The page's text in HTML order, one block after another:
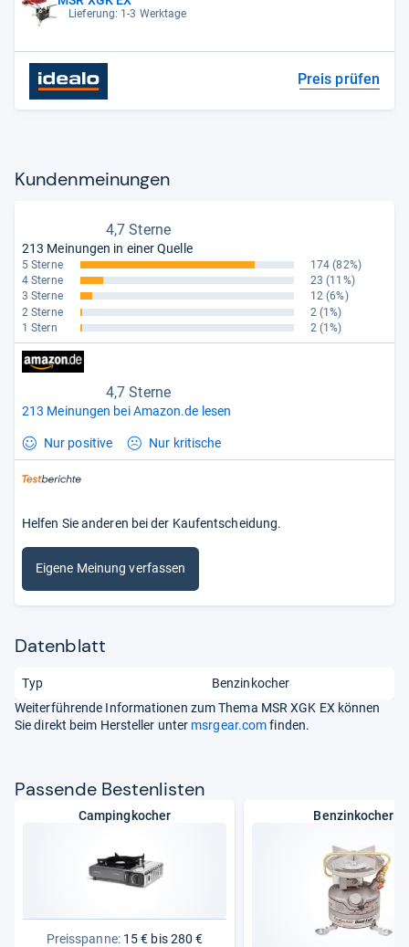
Lieferung: 1-3 Werktage
Preis prüfen
Kun­den­mei­nun­gen
4,7 Sterne
213 Meinungen in einer Quelle
5 Sterne 174 (82%)
4 Sterne
23 (11%)
3 Sterne
12 (6%)
2 Sterne
2 (1%)
1 Stern
2 (1%)
4,7 Sterne
213 Meinungen bei Amazon.de lesen
Nur positive Nur kritische
Helfen Sie anderen bei der Kaufentscheidung.
Eigene Meinung verfassen
Datenblatt
Typ
Benzinkocher
Weiterführende Informationen zum Thema MSR XGK EX können
Sie direkt beim Hersteller unter msrgear.comfinden.
Pas­sende Bes­ten­lis­ten
Campingkocher
Preisspanne:15 € bis 280 €
Benzinkocher